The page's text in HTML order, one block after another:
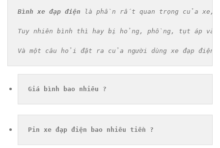
Bình xe đạp điện là phần rất quan trọng của xe,
Tuy nhiên bình thì hay bị hỏng, phồng, tụt áp và
Và một câu hỏi đặt ra của người dùng xe đạp
Giá bình bao nhiêu ?
Pin xe đạp điện bao nhiêu tiền ?